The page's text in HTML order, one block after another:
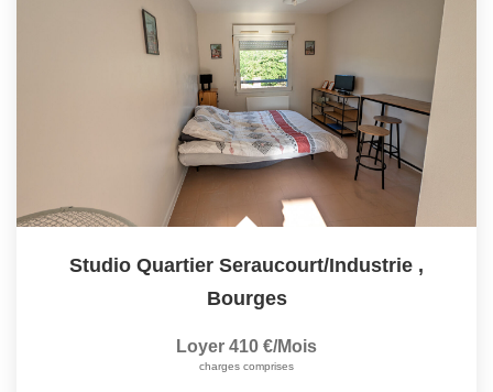
Studio Quartier Seraucourt/Industrie ,
Bourges
Loyer 410 €/mois
charges comprises